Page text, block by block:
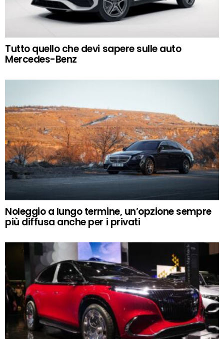
Tutto quello che devi sapere sulle auto
Mercedes-Benz
Noleggio a lungo termine, un’opzione sempre
più diffusa anche per i privati